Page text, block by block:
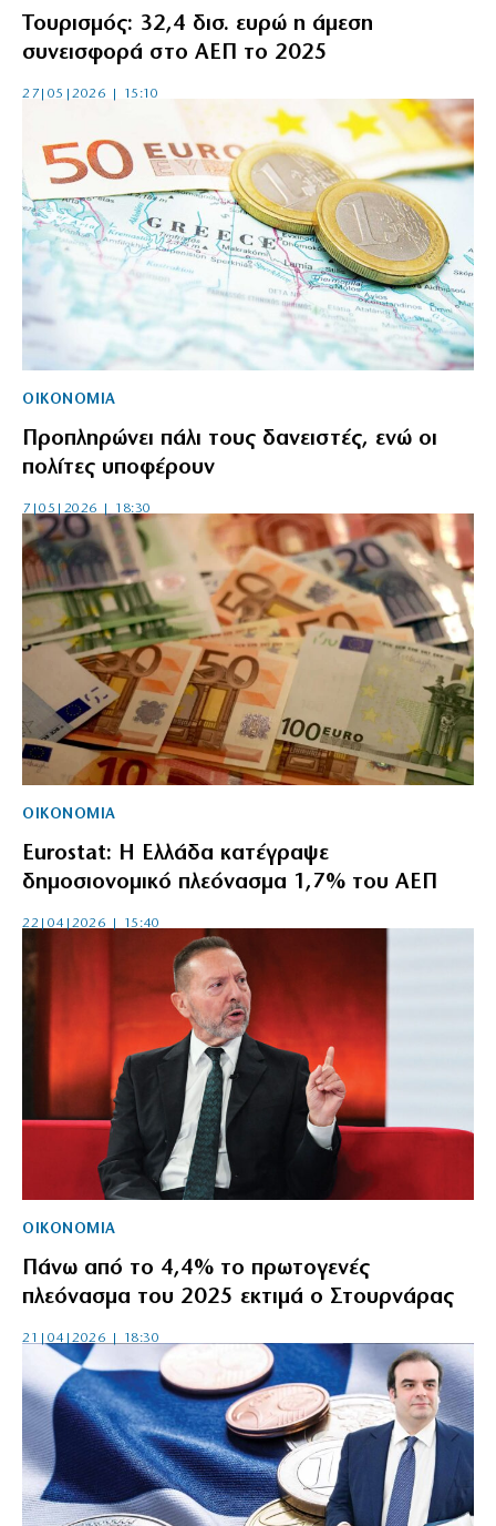
Τουρισμός: 32,4 δισ. ευρώ η άμεση
συνεισφορά στο ΑΕΠ το 2025
27|05|2026 | 15:10
ΟΙΚΟΝΟΜΙΑ
Προπληρώνει πάλι τους δανειστές, ενώ οι
πολίτες υποφέρουν
7|05|2026 | 18:30
ΟΙΚΟΝΟΜΙΑ
Eurostat: Η Ελλάδα κατέγραψε
δημοσιονομικό πλεόνασμα 1,7% του ΑΕΠ
22|04|2026 | 15:40
ΟΙΚΟΝΟΜΙΑ
Πάνω από το 4,4% το πρωτογενές
πλεόνασμα του 2025 εκτιμά ο Στουρνάρας
21|04|2026 | 18:30